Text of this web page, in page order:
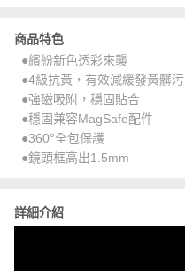
商品特色
●繽紛新色透彩來襲
●4級抗黃，有效減緩發黃髒污
●強磁吸附，穩固貼合
●穩固兼容MagSafe配件
●360°全包保護
●鏡頭框高出1.5mm
詳細介紹